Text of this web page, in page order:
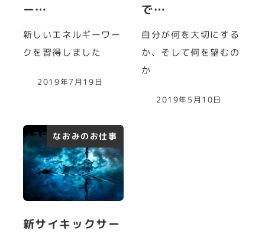
ー…
新しいエネルギーワー
クを習得しました
2019年7月19日
で…
自分が何を大切にする
か、そして何を望むの
か
2019年5月10日
なおみのお仕事
新サイキックサー